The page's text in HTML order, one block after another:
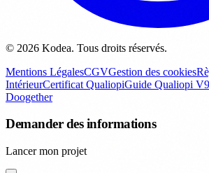
© 2026 Kodea. Tous droits réservés.
Mentions LégalesCGVGestion des cookies
IntérieurCertificat QualiopiGuide Qualiopi V9
Doogether
Demander des informations
Lancer mon projet